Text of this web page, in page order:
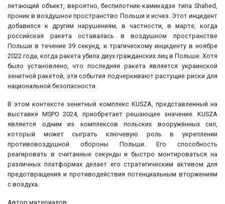
летающий объект, вероятно, беспилотник-камикадзе типа Shahed,
проник в воздушное пространство Польши и исчез. Этот инцидент
добавился к другим нарушениям, в частности, в марте, когда
российская ракета оставалась в воздушном пространстве
Польши в течение 39 секунд, и трагическому инциденту в ноябре
2022 года, когда ракета убила двух гражданских лиц в Польше. Хотя
было установлено, что последняя ракета является украинской
зенитной ракетой, эти события подчеркивают растущие риски для
национальной безопасности.
В этом контексте зенитный комплекс KUSZA, представленный на
выставке MSPO 2024, приобретает решающее значение. KUSZA
является одним из комплексов польских вооружённых сил,
который может сыграть ключевую роль в укреплении
противовоздушной обороны Польши. Его способность
реагировать в считанные секунды и быстро монтироваться на
различных платформах делает его стратегическим активом для
предотвращения и противодействия потенциальным вторжениям
с воздуха.
Автор материалов: